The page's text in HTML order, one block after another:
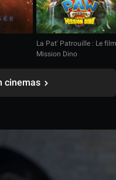
La Pat' Patrouille : Le film
Mission Dino
cinemas